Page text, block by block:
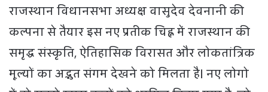
राजस्थान विधानसभा अध्यक्ष वासुदेव देवनानी की
कल्पना से तैयार इस नए प्रतीक चिह्न में राजस्थान की
समृद्ध संस्कृति, ऐतिहासिक विरासत और लोकतांत्रिक
मूल्यों का अद्भुत संगम देखने को मिलता है। नए लोगो